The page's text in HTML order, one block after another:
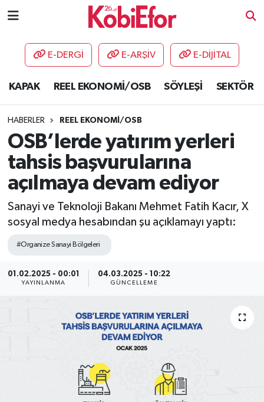
E-DERGİ E-ARŞİV E-DİJİTAL
KAPAK REEL EKONOMİ/OSB SÖYLEŞİ SEKTÖR
HABERLER REEL EKONOMİ/OSB
OSB’lerde yatırım yerleri
tahsis başvurularına
açılmaya devam ediyor
Sanayi ve Teknoloji Bakanı Mehmet Fatih Kacır, X
sosyal medya hesabından şu açıklamayı yaptı:
#Organize Sanayi Bölgeleri
01.02.2025 - 00:01
YAYINLANMA
04.03.2025 - 10:22
GÜNCELLEME
AKADEMİ
DESTEK-TEŞVİK
ETKİNLİK
GÜNCEL
HABERLER
KAPAK
SEKTÖR
ŞİRKET PANO